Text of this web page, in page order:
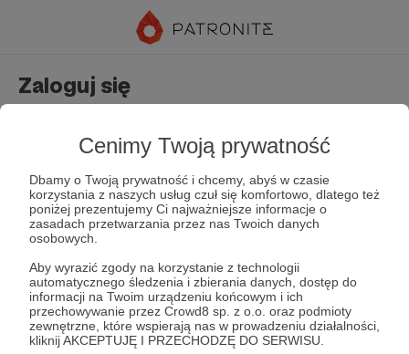
Cenimy Twoją prywatność
Dbamy o Twoją prywatność i chcemy, abyś w czasie
korzystania z naszych usług czuł się komfortowo, dlatego też
poniżej prezentujemy Ci najważniejsze informacje o
zasadach przetwarzania przez nas Twoich danych
osobowych.
Aby wyrazić zgody na korzystanie z technologii
automatycznego śledzenia i zbierania danych, dostęp do
informacji na Twoim urządzeniu końcowym i ich
przechowywanie przez Crowd8 sp. z o.o. oraz podmioty
zewnętrzne, które wspierają nas w prowadzeniu działalności,
kliknij AKCEPTUJĘ I PRZECHODZĘ DO SERWISU.
Zaloguj się
Zapamiętaj mnie Zapomniałeś hasła?
Zaloguj